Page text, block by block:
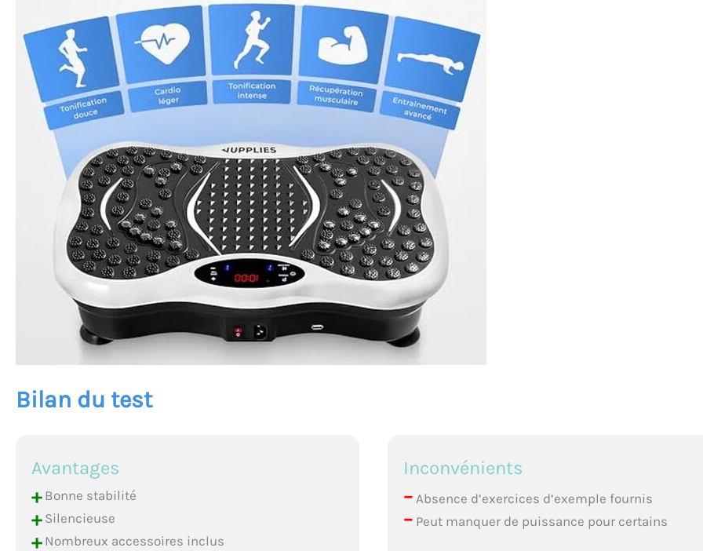
Bilan du test
Avantages
+Bonne stabilité
+Silencieuse
+Nombreux accessoires inclus
Inconvénients
– Absence d’exercices d’exemple fournis
– Peut manquer de puissance pour certains